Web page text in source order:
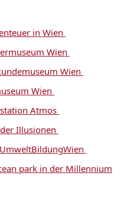
in Wien
Wien
Wien
Wien
Atmos
Illusionen
park in der Millennium